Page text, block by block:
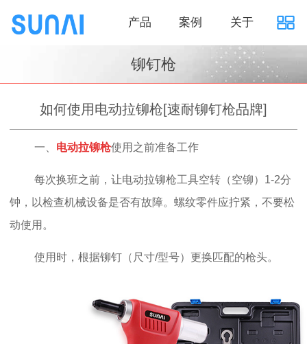
产品 案例 关于
铆钉枪
如何使用电动拉铆枪[速耐铆钉枪品牌]
一、 电动拉铆枪使用之前准备工作
每次换班之前，让电动拉铆枪工具空转（空铆）1-2分
钟，以检查机械设备是否有故障。螺纹零件应拧紧，不要松
动使用。
使用时，根据铆钉（尺寸/型号）更换匹配的枪头。